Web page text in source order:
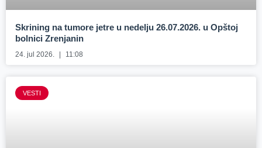
Skrining na tumore jetre u nedelju 26.07.2026. u Opštoj
bolnici Zrenjanin
24. jul 2026. 11:08
VESTI